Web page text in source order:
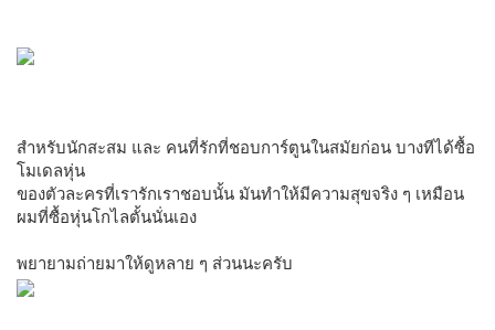
สำหรับนักสะสม และ คนที่รักที่ชอบการ์ตูนในสมัยก่อน บางทีได้ซื้อ
โมเดลหุ่น
ของตัวละครที่เรารักเราชอบนั้น มันทำให้มีความสุขจริง ๆ เหมือน
ผมที่ซื้อหุ่นโกไลตั้นนั่นเอง
พยายามถ่ายมาให้ดูหลาย ๆ ส่วนนะครับ